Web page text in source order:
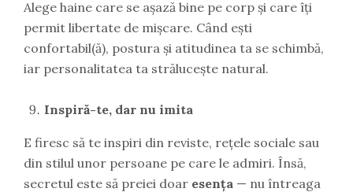
Alege haine care se așază bine pe corp și care îți
permit libertate de mișcare. Când ești
confortabil(ă), postura și atitudinea ta se schimbă,
iar personalitatea ta strălucește natural.
Inspiră-te, dar nu imita
E firesc să te inspiri din reviste, rețele sociale sau
din stilul unor persoane pe care le admiri. Însă,
secretul este să preiei doar esența — nu întreaga